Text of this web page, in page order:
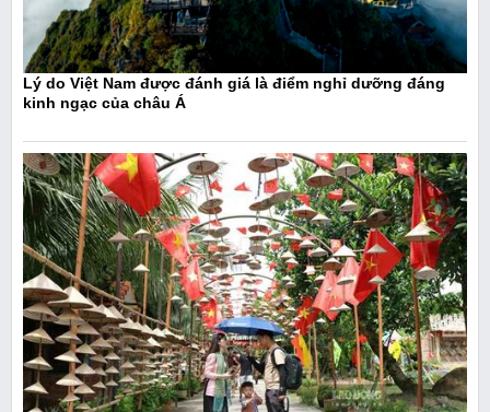
Lý do Việt Nam được đánh giá là điểm nghỉ dưỡng đáng
kinh ngạc của châu Á